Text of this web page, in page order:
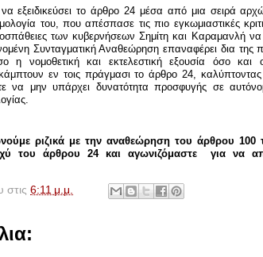
εξειδικεύσει το άρθρο 24 μέσα από μια σειρά
του, που απέσπασε τις πιο εγκωμιαστικές
των κυβερνήσεων Σημίτη και Καραμανλή
Συνταγματική Αναθεώρηση επαναφέρει δια της
η νομοθετική και εκτελεστική εξουσία όσο και
εν τοις πράγμασι το άρθρο 24,
να μην υπάρχει δυνατότητα προσφυγής σε
ριζικά με την αναθεώρηση του άρθρου 100
του άρθρου 24 και αγωνιζόμαστε για να
στις 6:11 μ.μ.